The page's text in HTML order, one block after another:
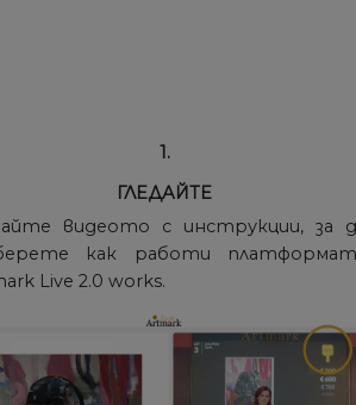
1.
ГЛЕДАЙТЕ
видеото с инструкции, за
как работи
Live 2.0 works.